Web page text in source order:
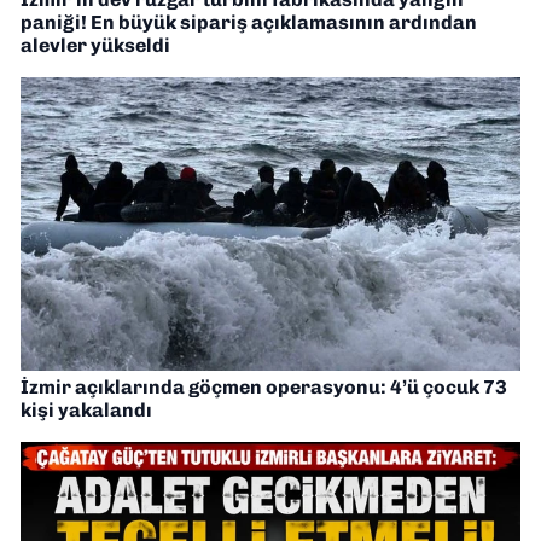
paniği! En büyük sipariş açıklamasının ardından
alevler yükseldi
İzmir açıklarında göçmen operasyonu: 4’ü çocuk 73
kişi yakalandı